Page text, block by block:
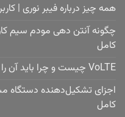
همه چیز درباره فیبر نوری |
چگونه آنتن دهی مودم سیم
کامل
VoLTE چیست و چرا باید آن را روی گوشی خود فعال کنید؟
اجزای تشکیل‌دهنده دستگاه
کامل